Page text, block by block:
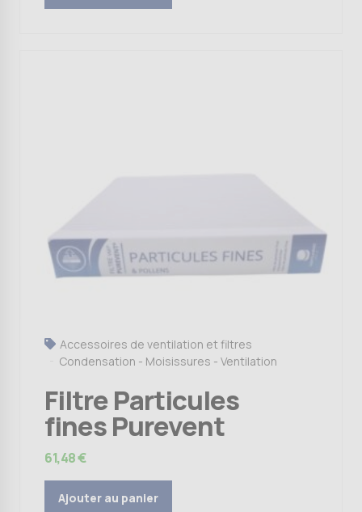
Accessoires de ventilation et filtres
Condensation - Moisissures - Ventilation
Filtre Particules
fines Purevent
61,48€
Ajouter au panier